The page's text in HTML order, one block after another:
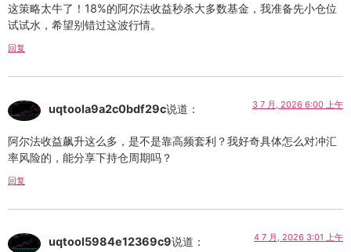
这策略太牛了！18%的阿尔法收益秒杀大多数基金，我准备先小仓位
试试水，希望别错过这波行情。
回复
uqtoola9a2c0bdf29c说道： 3 7 月, 2026 6:00 上午
阿尔法收益飙升这么多，是不是靠高频套利？我好奇具体怎么对冲汇
率风险的，能分享下持仓周期吗？
回复
uqtool5984e12369c9说道： 4 7 月, 2026 3:01 上午